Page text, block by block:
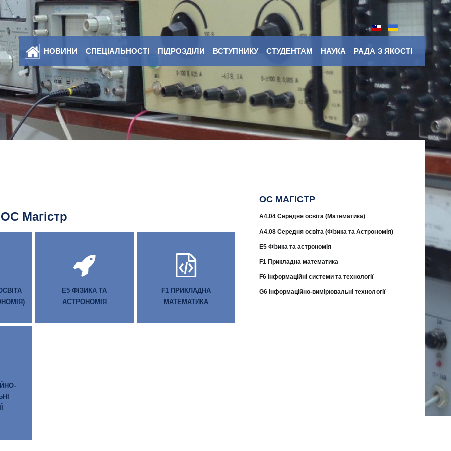
НОВИНИ СПЕЦІАЛЬНОСТІ ПІДРОЗДІЛИ ВСТУПНИКУ СТУДЕНТАМ НАУКА РАДА З ЯКОСТІ
ОС Магістр
E5 ФІЗИКА ТА
АСТРОНОМІЯ
F1 ПРИКЛАДНА
МАТЕМАТИКА
ОС МАГІСТР
A4.04 Середня освіта (Математика)
A4.08 Середня освіта (Фізика та Астрономія)
E5 Фізика та астрономія
F1 Прикладна математика
F6 Інформаційні системи та технології
G6 Інформаційно-вимірювальні технології